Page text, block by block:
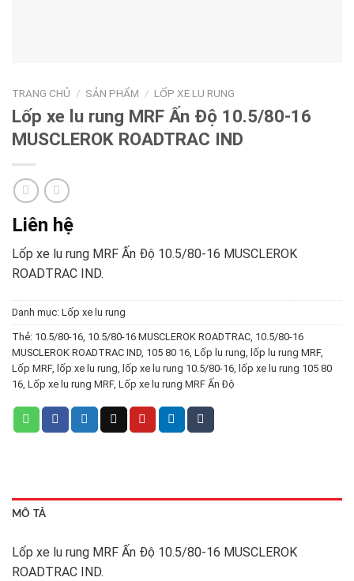
TRANG CHỦ / SẢN PHẨM / LỐP XE LU RUNG
Lốp xe lu rung MRF Ấn Độ 10.5/80-16
MUSCLEROK ROADTRAC IND
Liên hệ
Lốp xe lu rung MRF Ấn Độ 10.5/80-16 MUSCLEROK
ROADTRAC IND.
Danh mục: Lốp xe lu rung
Thẻ: 10.5/80-16, 10.5/80-16 MUSCLEROK ROADTRAC, 10.5/80-16
MUSCLEROK ROADTRAC IND, 105 80 16, Lốp lu rung, lốp lu rung MRF,
Lốp MRF, lốp xe lu rung, lốp xe lu rung 10.5/80-16, lốp xe lu rung 105 80
16, Lốp xe lu rung MRF, Lốp xe lu rung MRF Ấn Độ
MÔ TẢ
Lốp xe lu rung MRF Ấn Độ 10.5/80-16 MUSCLEROK
ROADTRAC IND.